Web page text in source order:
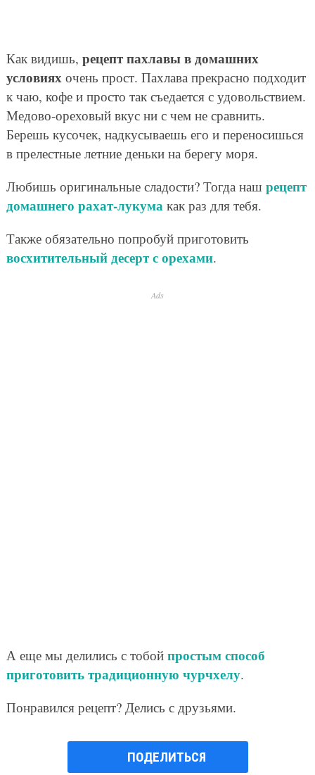
Как видишь, рецепт пахлавы в домашних
условияхочень прост. Пахлава прекрасно подходит
к чаю, кофе и просто так съедается с удовольствием.
Медово-ореховый вкус ни с чем не сравнить.
Берешь кусочек, надкусываешь его и переносишься
в прелестные летние деньки на берегу моря.
Любишь оригинальные сладости? Тогда наш рецепт
домашнего рахат-лукумакак раз для тебя.
Также обязательно попробуй приготовить
восхитительный десерт с орехами.
Ads
А еще мы делились с тобой простым способ
приготовить традиционную чурчхелу.
Понравился рецепт? Делись с друзьями.
ПОДЕЛИТЬСЯ